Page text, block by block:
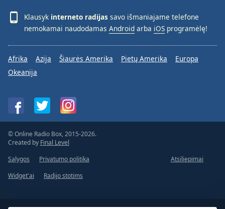
Klausyk interneto radijas savo išmaniajame telefone
nemokamai naudodamas Android arba iOS programėlę!
Afrika Azija Šiaurės Amerika Pietų Amerika
Europa
Okeanija
© Online Radio Box, 2015-2026.
Created by Final Level
Sąlygos
Privatumo politika
Atsiliepimai
Widget'ai
Radijo stotims